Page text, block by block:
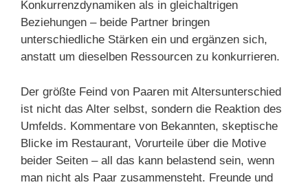
Konkurrenzdynamiken als in gleichaltrigen
Beziehungen – beide Partner bringen
unterschiedliche Stärken ein und ergänzen sich,
anstatt um dieselben Ressourcen zu konkurrieren.
Der größte Feind von Paaren mit Altersunterschied
ist nicht das Alter selbst, sondern die Reaktion des
Umfelds. Kommentare von Bekannten, skeptische
Blicke im Restaurant, Vorurteile über die Motive
beider Seiten – all das kann belastend sein, wenn
man nicht als Paar zusammensteht. Freunde und